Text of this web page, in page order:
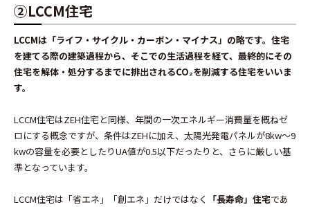
②LCCM住宅
LCCMは「ライフ・サイクル・カーボン・マイナス」の略です。住宅
を建てる際の建築過程から、そこでの生活過程を経て、最終的にその
住宅を解体・処分するまでに排出されるCO₂を削減する住宅をいいま
す。
LCCM住宅はZEH住宅と同様、年間の一次エネルギー消費量を概ねゼ
ロにする概念ですが、条件はZEHに加え、太陽光発電パネルが8kw〜9
kwの容量を必要としたりUA値が0.5以下だったりと、さらに厳しい基
準となっています。
LCCM住宅は「省エネ」「創エネ」だけではなく 「長寿命」住宅であ